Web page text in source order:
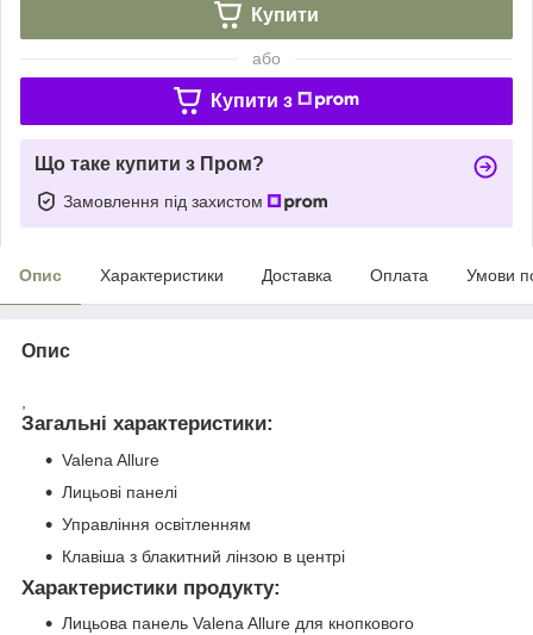
Купити
або
Купити з
Що таке купити з Пром?
Замовлення під захистом
Опис Характеристики Доставка Оплата Умови
Опис
Загальні характеристики:
Valena Allure
Лицьові панелі
Управління освітленням
Клавіша з блакитний лінзою в центрі
Характеристики продукту:
Лицьова панель Valena Allure для кнопкового